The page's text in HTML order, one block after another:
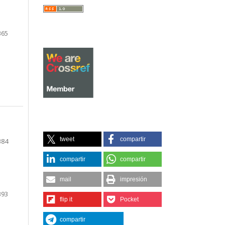
tweet compartir
compartir compartir
mail impresión
flip it Pocket
compartir